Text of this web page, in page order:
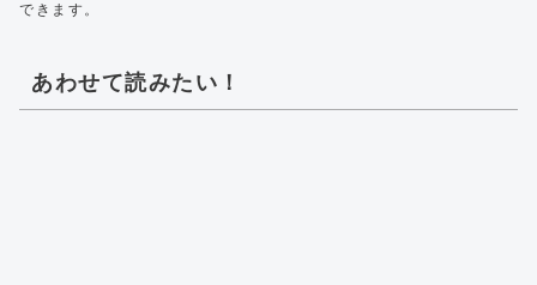
できます。
あわせて読みたい！